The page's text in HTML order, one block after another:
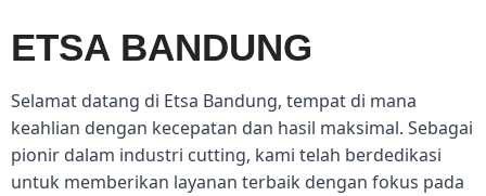
ETSA BANDUNG
Selamat datang di Etsa Bandung, tempat di mana
keahlian dengan kecepatan dan hasil maksimal. Sebagai
pionir dalam industri cutting, kami telah berdedikasi
untuk memberikan layanan terbaik dengan fokus pada